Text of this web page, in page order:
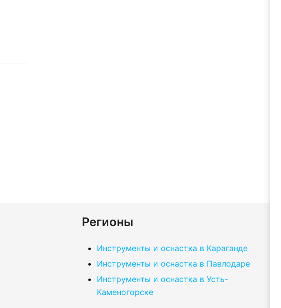
Регионы
Инструменты и оснастка в Караганде
Инструменты и оснастка в Павлодаре
Инструменты и оснастка в Усть-
Каменогорске